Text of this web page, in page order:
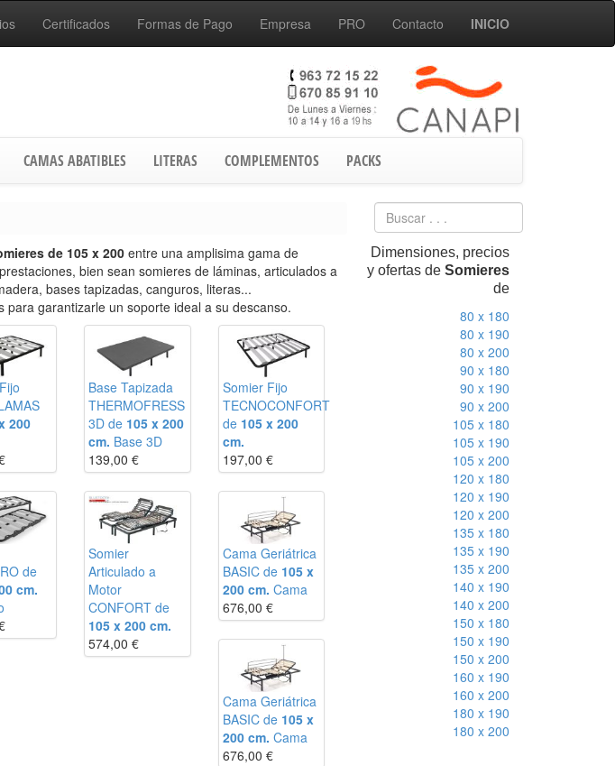
Certificados Formas de Pago Empresa PRO Contacto INICIO
CAMAS ABATIBLES LITERAS COMPLEMENTOS PACKS
de 105 x 200 entre una amplisima gama de
bien sean somieres de láminas, articulados a
bases tapizadas, canguros, literas...
para garantizarle un soporte ideal a su descanso.
200
Base Tapizada
THERMOFRESS
3D de 105 x 200
cm. Base 3D
139,00 €
Somier Fijo
TECNOCONFORT
de 105 x 200
cm.
197,00 €
de
cm.
Somier
Articulado a
Motor
CONFORT de
105 x 200 cm.
574,00 €
Cama Geriátrica
BASIC de 105 x
200 cm. Cama
676,00 €
Cama Geriátrica
BASIC de 105 x
200 cm. Cama
676,00 €
Dimensiones, precios
y ofertas de Somieres
de
80 x 180
80 x 190
80 x 200
90 x 180
90 x 190
90 x 200
105 x 180
105 x 190
105 x 200
120 x 180
120 x 190
120 x 200
135 x 180
135 x 190
135 x 200
140 x 190
140 x 200
150 x 180
150 x 190
150 x 200
160 x 190
160 x 200
180 x 190
180 x 200